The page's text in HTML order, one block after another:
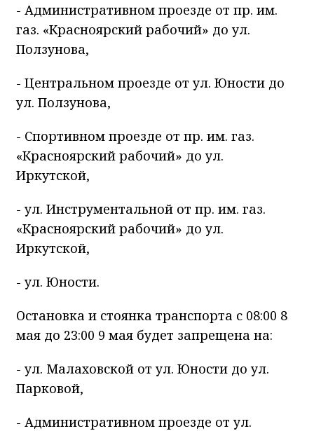
- Административном проезде от пр. им.
газ. «Красноярский рабочий» до ул.
Ползунова,
- Центральном проезде от ул. Юности до
ул. Ползунова,
- Спортивном проезде от пр. им. газ.
«Красноярский рабочий» до ул.
Иркутской,
- ул. Инструментальной от пр. им. газ.
«Красноярский рабочий» до ул.
Иркутской,
- ул. Юности.
​Остановка и стоянка транспорта с 08:00 8
мая до 23:00 9 мая будет запрещена на:
- ул. Малаховской от ул. Юности до ул.
Парковой,
- Административном проезде от ул.